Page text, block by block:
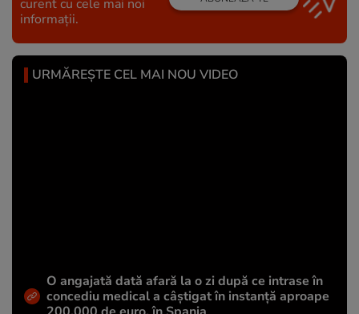
curent cu cele mai noi
informații.
URMĂREȘTE CEL MAI NOU VIDEO
O angajată dată afară la o zi după ce intrase în
concediu medical a câștigat în instanță aproape